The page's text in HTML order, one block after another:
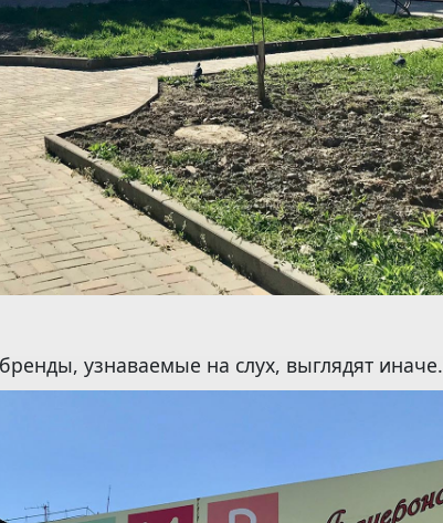
узнаваемые на слух, выглядят иначе.